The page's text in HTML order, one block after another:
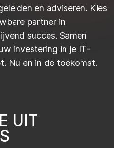
en adviseren. Kies
partner in
succes. Samen
investering in je IT-
Nu en in de toekomst.
E UIT
S